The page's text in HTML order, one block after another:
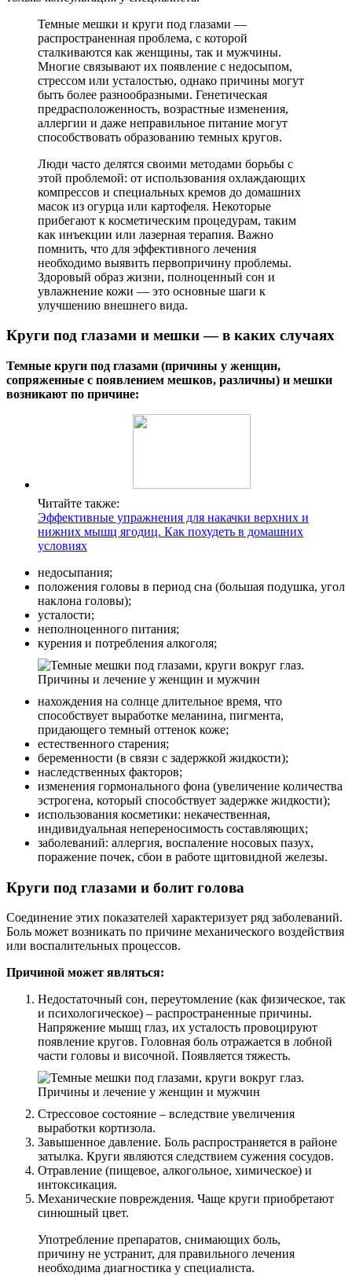
Темные мешки и круги под глазами —
распространенная проблема, с которой
сталкиваются как женщины, так и мужчины.
Многие связывают их появление с недосыпом,
стрессом или усталостью, однако причины могут
быть более разнообразными. Генетическая
предрасположенность, возрастные изменения,
аллергии и даже неправильное питание могут
способствовать образованию темных кругов.
Люди часто делятся своими методами борьбы с
этой проблемой: от использования охлаждающих
компрессов и специальных кремов до домашних
масок из огурца или картофеля. Некоторые
прибегают к косметическим процедурам, таким
как инъекции или лазерная терапия. Важно
помнить, что для эффективного лечения
необходимо выявить первопричину проблемы.
Здоровый образ жизни, полноценный сон и
увлажнение кожи — это основные шаги к
улучшению внешнего вида.
Круги под глазами и мешки — в каких случаях
Темные круги под глазами (причины у женщин,
сопряженные с появлением мешков, различны) и мешки
возникают по причине:
Читайте также:
Эффективные упражнения для накачки верхних и
нижних мышц ягодиц. Как похудеть в домашних
условиях
недосыпания;
положения головы в период сна (большая подушка, угол
наклона головы);
усталости;
неполноценного питания;
курения и потребления алкоголя;
нахождения на солнце длительное время, что
способствует выработке меланина, пигмента,
придающего темный оттенок коже;
естественного старения;
беременности (в связи с задержкой жидкости);
наследственных факторов;
изменения гормонального фона (увеличение количества
эстрогена, который способствует задержке жидкости);
использования косметики: некачественная,
индивидуальная непереносимость составляющих;
заболеваний: аллергия, воспаление носовых пазух,
поражение почек, сбои в работе щитовидной железы.
Круги под глазами и болит голова
Соединение этих показателей характеризует ряд заболеваний.
Боль может возникать по причине механического воздействия
или воспалительных процессов.
Причиной может являться:
Недостаточный сон, переутомление (как физическое, так
и психологическое) – распространенные причины.
Напряжение мышц глаз, их усталость провоцируют
появление кругов. Головная боль отражается в лобной
части головы и височной. Появляется тяжесть.
Стрессовое состояние – вследствие увеличения
выработки кортизола.
Завышенное давление. Боль распространяется в районе
затылка. Круги являются следствием сужения сосудов.
Отравление (пищевое, алкогольное, химическое) и
интоксикация.
Механические повреждения. Чаще круги приобретают
синюшный цвет.
Употребление препаратов, снимающих боль,
причину не устранит, для правильного лечения
необходима диагностика у специалиста.